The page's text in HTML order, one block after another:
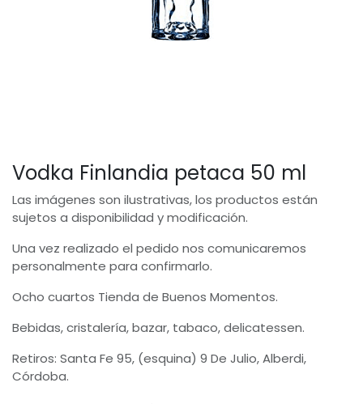
Vodka Finlandia petaca 50 ml
Las imágenes son ilustrativas, los productos están
sujetos a disponibilidad y modificación.
Una vez realizado el pedido nos comunicaremos
personalmente para confirmarlo.
Ocho cuartos Tienda de Buenos Momentos.
Bebidas, cristalería, bazar, tabaco, delicatessen.
Retiros: Santa Fe 95, (esquina) 9 De Julio, Alberdi,
Córdoba.